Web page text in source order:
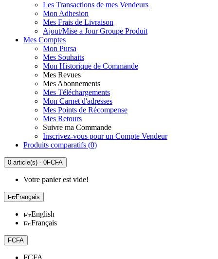
Les Transactions de mes Vendeurs
Mon Adhesion
Mes Frais de Livraison
Ajout/Mise a Jour Groupe Produit
Mes Comptes
Mon Pursa
Mes Souhaits
Mon Historique de Commande
Mes Revues
Mes Abonnements
Mes Téléchargements
Mon Carnet d'adresses
Mes Points de Récompense
Mes Retours
Suivre ma Commande
Inscrivez-vous pour un Compte Vendeur
Produits comparatifs (0)
0 article(s) - 0FCFA
Votre panier est vide!
Français
English
Français
FCFA
FCFA